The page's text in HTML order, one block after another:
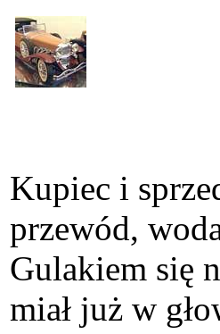
Kupiec i
przewód,
Gulakiem się
miał już w